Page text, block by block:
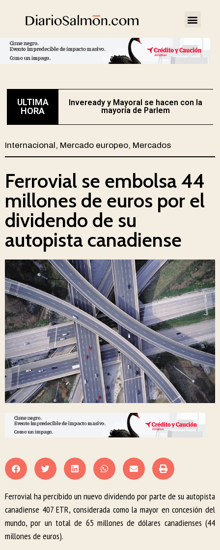
ULTIMA
HORA
Inveready y Mayoral se hacen con la
mayoría de Parlem
Internacional , Mercado europeo, Mercados
Ferrovial se embolsa 44
millones de euros por el
dividendo de su
autopista canadiense
Ferrovial ha percibido un nuevo dividendo por parte de su autopista
canadiense 407 ETR, considerada como la mayor en concesión del
mundo, por un total de 65 millones de dólares canadienses (44
millones de euros).